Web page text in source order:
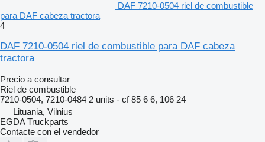
DAF 7210-0504 riel de combustible
para DAF cabeza tractora
4
DAF 7210-0504 riel de combustible para DAF cabeza
tractora
Precio a consultar
Riel de combustible
7210-0504, 7210-0484 2 units - cf 85 6 6, 106 24
Lituania, Vilnius
EGDA Truckparts
Contacte con el vendedor